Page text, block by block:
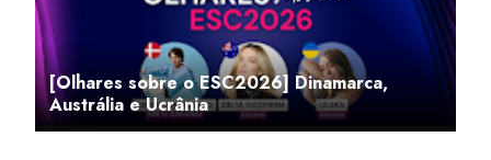
[Olhares sobre o ESC2026] Dinamarca,
Austrália e Ucrânia